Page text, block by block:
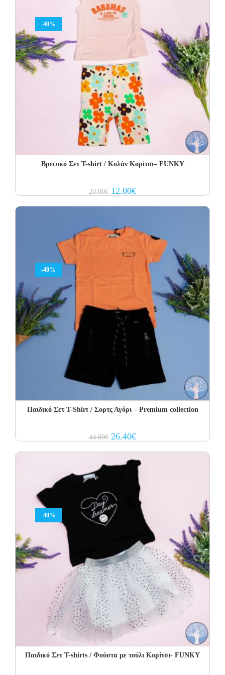
-40%
Βρεφικό Σετ Τ-shirt / Κολάν Κορίτσι– FUNKY
20.00€ Original
price
12.00€Current
price
-40%
Παιδικό Σετ T-Shirt / Σορτς Αγόρι – Premium collection
44.00€ Original
price
26.40€Current
price
-40%
Παιδικό Σετ Τ-shirts / Φούστα με τούλι Κορίτσι- FUNKY